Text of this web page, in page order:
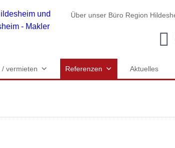
Über unser Büro Region
vermieten Referenzen Aktuelles